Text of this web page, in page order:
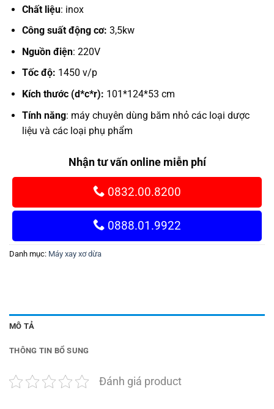
Chất liệu: inox
Công suất động cơ: 3,5kw
Nguồn điện: 220V
Tốc độ: 1450 v/p
Kích thước (d*c*r): 101*124*53 cm
Tính năng: máy chuyên dùng băm nhỏ các loại dược
liệu và các loại phụ phẩm
Nhận tư vấn online miễn phí
0832.00.8200
0888.01.9922
Danh mục: Máy xay xơ dừa
MÔ TẢ
THÔNG TIN BỔ SUNG
Đánh giá product